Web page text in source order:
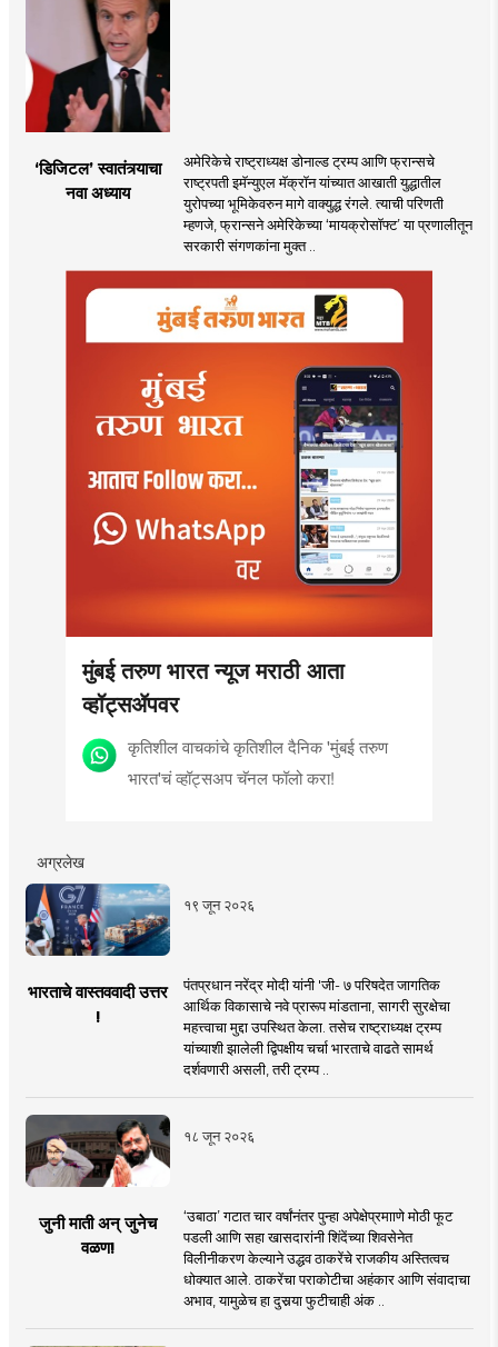
‘डिजिटल’ स्वातंत्र्याचा
नवा अध्याय
अमेरिकेचे राष्ट्राध्यक्ष डोनाल्ड ट्रम्प आणि फ्रान्सचे
राष्ट्रपती इमॅन्युएल मॅक्रॉन यांच्यात आखाती युद्धातील
युरोपच्या भूमिकेवरुन मागे वाक्युद्ध रंगले. त्याची परिणती
म्हणजे, फ्रान्सने अमेरिकेच्या ‘मायक्रोसॉफ्ट’ या प्रणालीतून
सरकारी संगणकांना मुक्त ..
मुंबई तरुण भारत न्यूज मराठी आता
व्हॉट्सॲपवर
कृतिशील वाचकांचे कृतिशील दैनिक 'मुंबई तरुण
भारत'चं व्हॉट्सअप चॅनल फॉलो करा!
अग्रलेख
१९ जून २०२६
भारताचे वास्तववादी उत्तर
!
पंतप्रधान नरेंद्र मोदी यांनी 'जी- ७ परिषदेत जागतिक
आर्थिक विकासाचे नवे प्रारूप मांडताना, सागरी सुरक्षेचा
महत्त्वाचा मुद्दा उपस्थित केला. तसेच राष्ट्राध्यक्ष ट्रम्प
यांच्याशी झालेली द्विपक्षीय चर्चा भारताचे वाढते सामर्थ
दर्शवणारी असली, तरी ट्रम्प ..
१८ जून २०२६
जुनी माती अन् जुनेच
वळण!
‘उबाठा’ गटात चार वर्षांनंतर पुन्हा अपेक्षेप्रमााणे मोठी फूट
पडली आणि सहा खासदारांनी शिंदेंच्या शिवसेनेत
विलीनीकरण केल्याने उद्धव ठाकरेंचे राजकीय अस्तित्वच
धोक्यात आले. ठाकरेंचा पराकोटीचा अहंकार आणि संवादाचा
अभाव, यामुळेच हा दुसर्‍या फुटीचाही अंक ..